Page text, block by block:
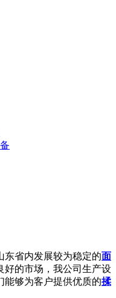
省内发展较为稳定的面
好的市场，我公司生产设
能够为客户提供优质的揉